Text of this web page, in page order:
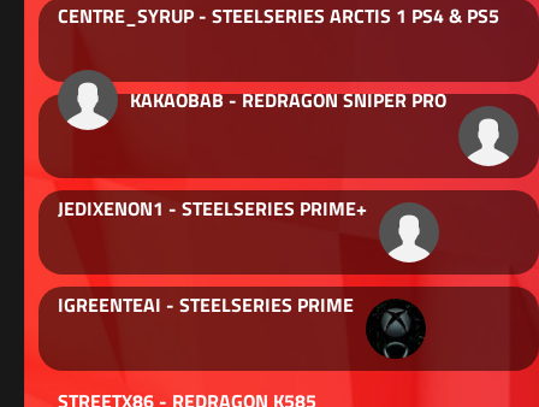
CENTRE_SYRUP - STEELSERIES ARCTIS 1 PS4 & PS5
KAKAOBAB - REDRAGON SNIPER PRO
JEDIXENON1 - STEELSERIES PRIME+
IGREENTEAI - STEELSERIES PRIME